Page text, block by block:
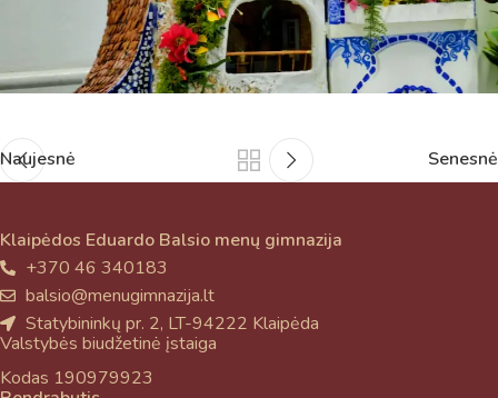
Naujesnė Senesnė
Klaipėdos Eduardo Balsio menų gimnazija
+370 46 340183
balsio@menugimnazija.lt
Statybininkų pr. 2, LT-94222 Klaipėda
Valstybės biudžetinė įstaiga
Kodas 190979923